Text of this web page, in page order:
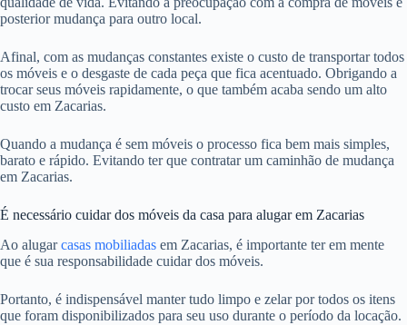
posterior mudança para outro local.
Afinal, com as mudanças constantes existe o custo de transportar todos
os móveis e o desgaste de cada peça que fica acentuado. Obrigando a
trocar seus móveis rapidamente, o que também acaba sendo um alto
custo em Zacarias.
Quando a mudança é sem móveis o processo fica bem mais simples,
barato e rápido. Evitando ter que contratar um caminhão de mudança
em Zacarias.
É necessário cuidar dos móveis da casa para alugar em Zacarias
Ao alugarcasas mobiliadas em Zacarias, é importante ter em mente
que é sua responsabilidade cuidar dos móveis.
Portanto, é indispensável manter tudo limpo e zelar por todos os itens
que foram disponibilizados para seu uso durante o período da locação.